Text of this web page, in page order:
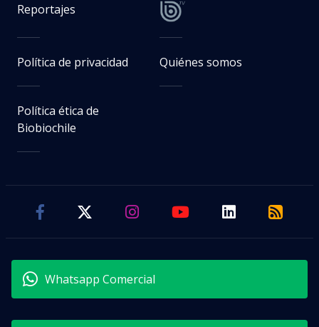
Reportajes
Política de privacidad Quiénes somos
Política ética de
Biobiochile
Whatsapp Comercial